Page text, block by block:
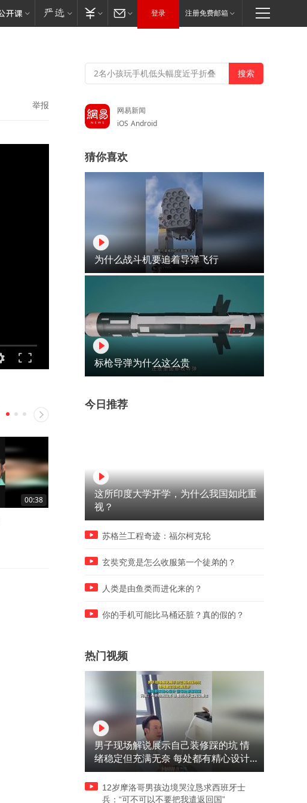
登录 注册免费邮箱
举报
00:38 01:03
外国人是真会玩 在韩国女财阀才是最可怕的
网易新闻
iOS Android
猜你喜欢
为什么战斗机要追着导弹飞行
标枪导弹为什么这么贵
今日推荐
这所印度大学开学，为什么我国如此重
视？
苏格兰工程奇迹：福尔柯克轮
玄奘究竟是怎么收服第一个徒弟的？
人类是由鱼类而进化来的？
你的手机可能比马桶还脏？真的假的？
热门视频
男子现场解说展示自己装修踩的坑 情
绪稳定但充满无奈 每处都有精心设计
但每处都有瑕疵 网友：一开始我没笑
但看到洗手盆我没绷住
12岁摩洛哥男孩边境哭泣恳求西班牙士
兵：“可不可以不要把我遣返回国”